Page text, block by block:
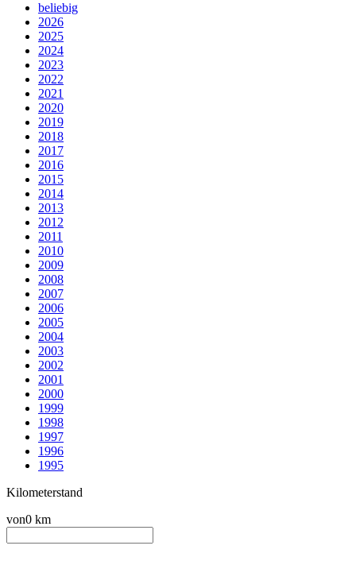
beliebig
2026
2025
2024
2023
2022
2021
2020
2019
2018
2017
2016
2015
2014
2013
2012
2011
2010
2009
2008
2007
2006
2005
2004
2003
2002
2001
2000
1999
1998
1997
1996
1995
Kilometerstand
von0 km